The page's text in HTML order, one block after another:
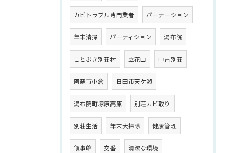
カビトラブル専門業者 パーテーション
年末清掃 パーティション 湯布院
ことぶき別荘村 立花山 中古別荘
阿蘇市小倉 日田市天ケ瀬
湯布院町塚原高原 別荘カビ取り
別荘生活 年末大掃除 健康管理
領事館 交番 清潔な環境